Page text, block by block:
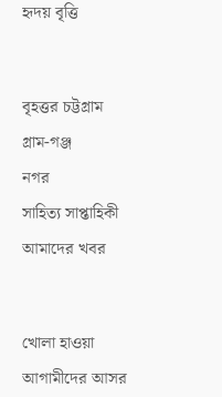
হৃদয় বৃত্তি
বৃহত্তর চট্টগ্রাম
গ্রাম-গঞ্জ
নগর
সাহিত্য সাপ্তাহিকী
আমাদের খবর
খোলা হাওয়া
আগামীদের আসর